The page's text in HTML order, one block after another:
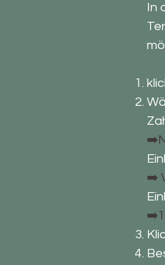
In
➡️